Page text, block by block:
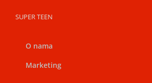
SUPER TEEN
O nama
Marketing